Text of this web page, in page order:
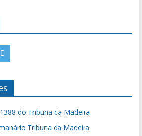
do Tribuna da Madeira
Tribuna da Madeira